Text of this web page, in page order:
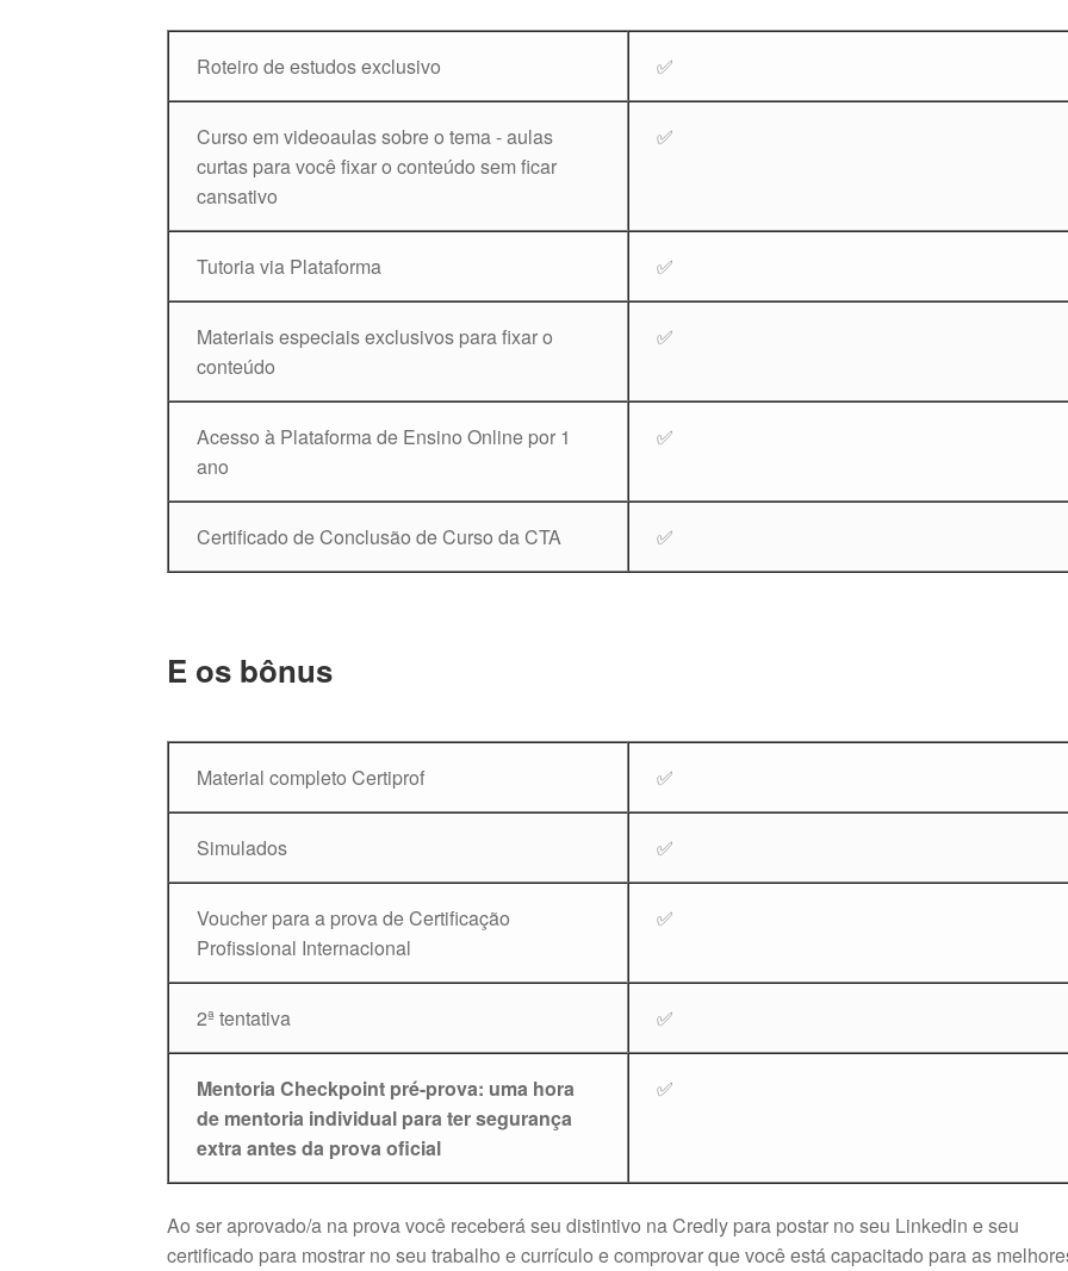
Roteiro de estudos exclusivo ✅
Curso em videoaulas sobre o tema - aulas
curtas para você fixar o conteúdo sem ficar
cansativo
✅
Tutoria via Plataforma ✅
Materiais especiais exclusivos para fixar o
conteúdo
✅
Acesso à Plataforma de Ensino Online por 1
ano
✅
Certificado de Conclusão de Curso da CTA ✅
E os bônus
Material completo Certiprof ✅
Simulados ✅
Voucher para a prova de Certificação
Profissional Internacional
✅
2ª tentativa ✅
Mentoria Checkpoint pré-prova: uma hora
de mentoria individual para ter segurança
extra antes da prova oficial
✅
Ao ser aprovado/a na prova você receberá seu distintivo na Credly para postar no seu Linkedin e seu
certificado para mostrar no seu trabalho e currículo e comprovar que você está capacitado para as